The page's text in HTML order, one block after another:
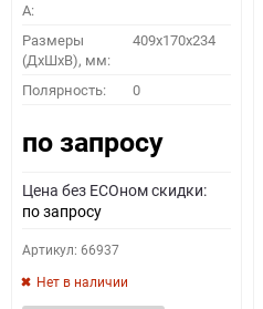
A:
Размеры
(ДхШхВ), мм:
409x170x234
Полярность: 0
по запросу
Цена без ECOном скидки:
по запросу
Артикул: 66937
Нет в наличии